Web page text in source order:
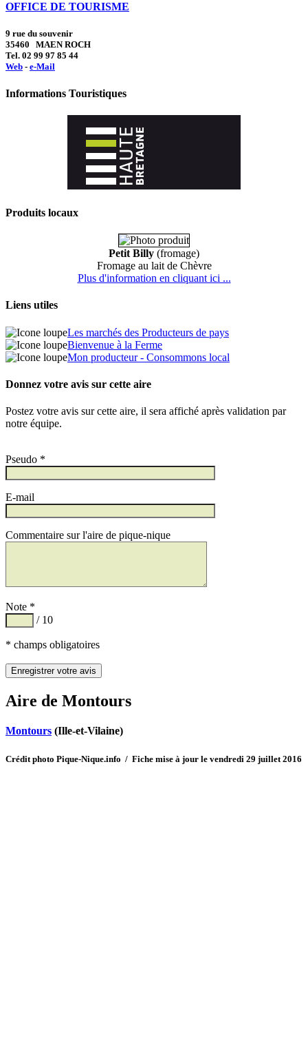
OFFICE DE TOURISME
9 rue du souvenir
35460 MAEN ROCH
Tel. 02 99 97 85 44
Web - e-Mail
Informations Touristiques
Produits locaux
Petit Billy (fromage)
Fromage au lait de Chèvre
Plus d'information en cliquant ici ...
Liens utiles
Les marchés des Producteurs de pays
Bienvenue à la Ferme
Mon producteur - Consommons local
Donnez votre avis sur cette aire
Postez votre avis sur cette aire, il sera affiché après validation par
notre équipe.
Pseudo *
E-mail
Commentaire sur l'aire de pique-nique
Note *
/ 10
* champs obligatoires
Aire de Montours
Montours (Ille-et-Vilaine)
Crédit photo Pique-Nique.info / Fiche mise à jour le vendredi 29 juillet 2016